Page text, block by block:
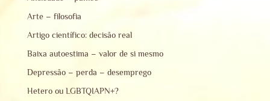
Arte – filosofia
Artigo científico: decisão real
Baixa autoestima – valor de si mesmo
Depressão – perda – desemprego
Hetero ou LGBTQIAPN+?